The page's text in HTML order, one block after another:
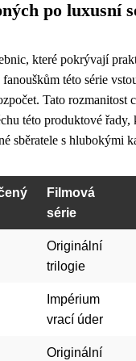
po luxusní
které pokrývají
této série
Tato rozmanitost
této produktové řady,
sběratele s hlubokými
Filmová
série
Originální
trilogie
Impérium
vrací úder
Originální